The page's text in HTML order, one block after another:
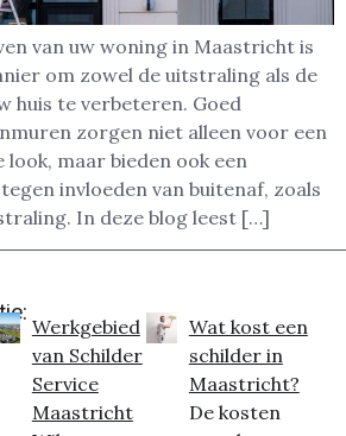
van uw woning in Maastricht is
om zowel de uitstraling als de
huis te verbeteren. Goed
zorgen niet alleen voor een
maar bieden ook een
invloeden van buitenaf, zoals
In deze blog leest […]
Werkgebied
van Schilder
Service
Maastricht
Wat kost een
schilder in
Maastricht?
De kosten